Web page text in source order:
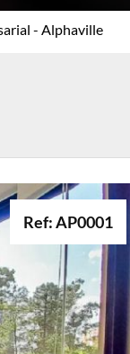
- Alphaville
Ref: AP0001